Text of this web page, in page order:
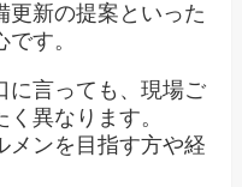
更新の提案といった
です。
に言っても、現場ご
異なります。
メンを目指す方や経